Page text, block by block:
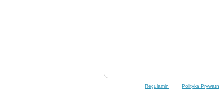
Regulamin | Polityka